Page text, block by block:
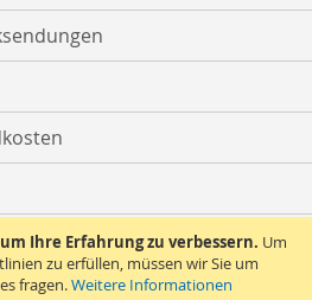
Ihre Erfahrung zu verbessern. Um
zu erfüllen, müssen wir Sie um
fragen.Weitere Informationen